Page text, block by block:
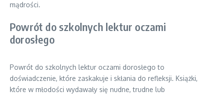
mądrości.
Powrót do szkolnych lektur oczami
dorosłego
Powrót do szkolnych lektur oczami dorosłego to
doświadczenie, które zaskakuje i skłania do refleksji. Książki,
które w młodości wydawały się nudne, trudne lub